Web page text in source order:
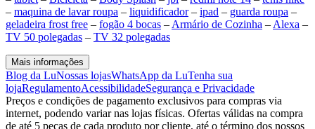
– maquina de lavar roupa – liquidificador– ipad – guarda roupa –
geladeira frost free – fogão 4 bocas – Armário de Cozinha – Alexa –
TV 50 polegadas – TV 32 polegadas
Mais informações
Blog da LuNossas lojasWhatsApp da LuTenha sua
lojaRegulamentoAcessibilidadeSegurança e Privacidade
Preços e condições de pagamento exclusivos para compras via
internet, podendo variar nas lojas físicas. Ofertas válidas na compra
de até 5 peças de cada produto por cliente, até o término dos nossos